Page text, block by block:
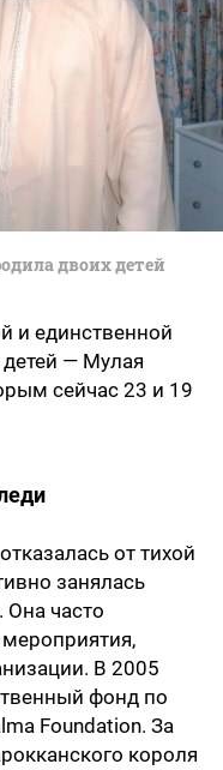
двоих детей
и единственной
детей — Мулая
сейчас 23 и 19
от тихой
занялась
Она часто
В 2005
фонд по
Foundation. За
короля